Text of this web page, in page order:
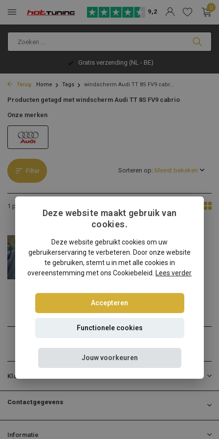
9,2
0
Gratis verzending (NL - BE)
Terug Home Tags windscherm Audi TT 8S FV9 cabr...
Producten getagd met windscherm Audi TT 8S FV9 cabrio
Onze merken
Filter
1 product
Sorteren op:
Audi TT 8S FV9 windscherm
✔️ Gratis verzending ...
€139,00
Klantenservice
Contactgegevens
Informatie
Deze website maakt gebruik van
cookies.
Deze website gebruikt cookies om uw
gebruikerservaring te verbeteren. Door onze website
te gebruiken, stemt u in met alle cookies in
overeenstemming met ons Cookiebeleid.
Lees verder
Accepteren
Functionele cookies
Jouw voorkeuren